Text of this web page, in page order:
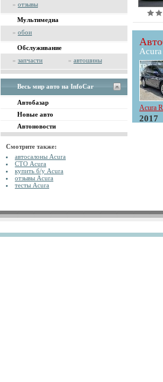
» отзывы
Мультимедиа
» обои
Обслуживание
» запчасти » автошины
Весь мир авто на InfoCar
Автобазар
Новые авто
Автоновости
Смотрите также:
автосалоны Acura
СТО Acura
купить б/у Acura
отзывы Acura
тесты Acura
Acura
Acura
2017